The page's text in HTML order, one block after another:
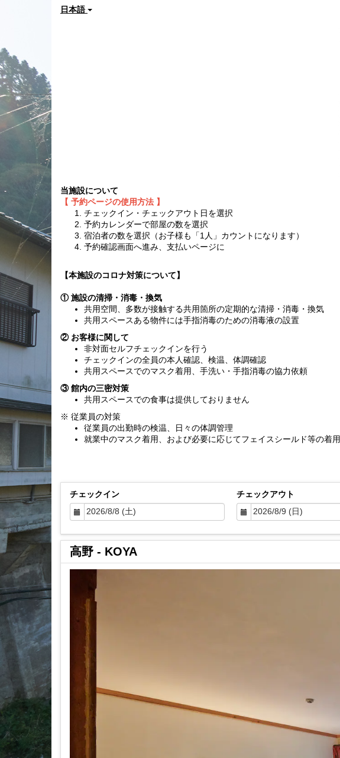
日本語
当施設について
【 予約ページの使用方法 】
チェックイン・チェックアウト日を選択
予約カレンダーで部屋の数を選択
宿泊者の数を選択（お子様も「1人」カウントになります）
予約確認画面へ進み、支払いページに
【本施設のコロナ対策について】
① 施設の清掃・消毒・換気
共用空間、多数が接触する共用箇所の定期的な清掃・消毒・換気
共用スペースある物件には手指消毒のための消毒液の設置
② お客様に関して
非対面セルフチェックインを行う
チェックインの全員の本人確認、検温、体調確認
共用スペースでのマスク着用、手洗い・手指消毒の協力依頼
③ 館内の三密対策
共用スペースでの食事は提供しておりません
※ 従業員の対策
従業員の出勤時の検温、日々の体調管理
就業中のマスク着用、および必要に応じてフェイスシールド等の着用
チェックイン チェックアウト
高野 - KOYA